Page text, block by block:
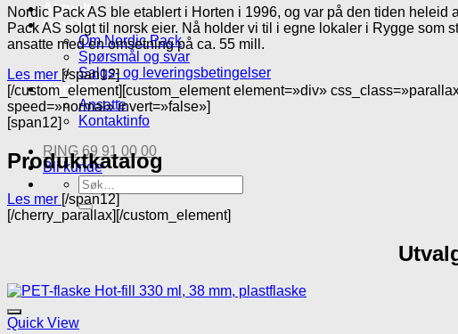
Aktuelt
Om Oss
Om Nordic Pack
Spørsmål og svar
Salgs- og leveringsbetingelser
Kontakt
Ansatte
Kontaktinfo
RING 69 91 00 00
Bli kunde
Søk
etter:
Nordic Pack AS ble etablert i Horten i 1996, og var på den tiden
Pack AS solgt til norsk eier. Nå holder vi til i egne lokaler i Rygge som
ansatte med en omsetning på ca. 55 mill.
Les mer [/span12]
[/custom_element][custom_element element=»div»
speed=»normal» invert=»false»]
[span12]
Produktkatalog
Les mer [/span12]
[/cherry_parallax][/custom_element]
Quick View